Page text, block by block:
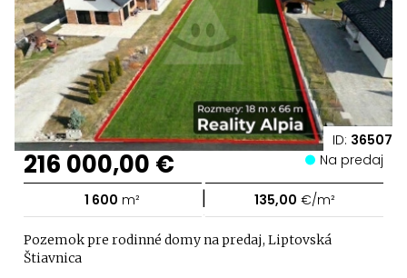
ID: 36507
216 000,00 € Na predaj
1 600 m² | 135,00 €/m²
Pozemok pre rodinné domy na predaj, Liptovská
Štiavnica